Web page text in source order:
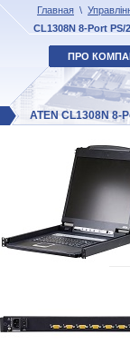
Главная \
CL1308N 8-Port
ПРО
ATEN CL1308N 8-